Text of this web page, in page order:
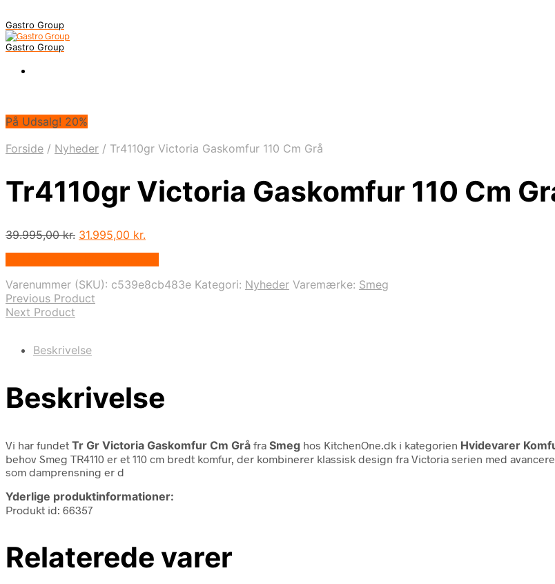
Gastro Group
Gastro Group
På Udsalg! 20%
Forside / Nyheder / Tr4110gr Victoria Gaskomfur 110 Cm Grå
Tr4110gr Victoria Gaskomfur 110 Cm
39.995,00kr. Den
39.995,00 kr..
31.995,00 kr.
31.995,00 kr..
Varenummer (SKU): c539e8cb483e Kategori: Nyheder Varemærke: Smeg
Previous Product
Next Product
Beskrivelse
Beskrivelse
Vi har fundet Tr Gr Victoria Gaskomfur Cm Grå fra Smeg hos KitchenOne.dk i kategorien Hvidevarer
behov Smeg TR4110 er et 110 cm bredt komfur, der kombinerer klassisk design fra Victoria serien med
som damprensning er d
Yderlige produktinformationer:
Produkt id: 66357
Relaterede varer